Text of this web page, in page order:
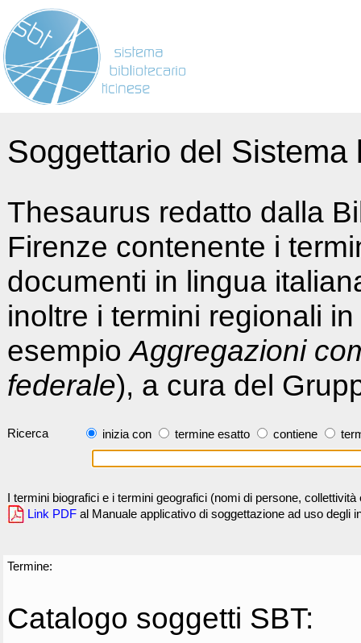
Soggettario del
Thesaurus redatto dalla
Firenze contenente i
documenti in lingua
inoltre i termini regionali
esempioAggregazioni
federale), a cura del
Ricerca inizia con termine esatto contiene
I termini biografici e i termini geografici (nomi di persone,
Link PDF al Manuale applicativo di soggettazione ad uso degli
Termine:
Catalogo soggetti SBT: